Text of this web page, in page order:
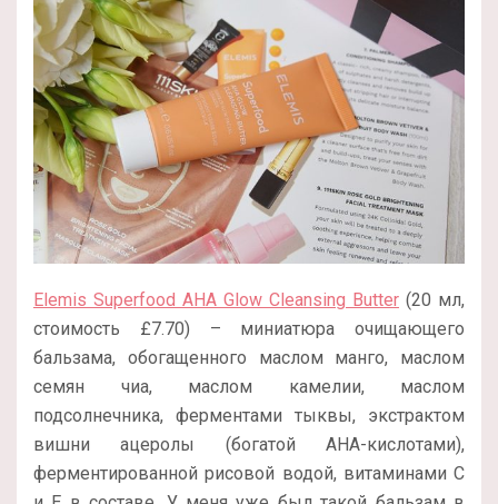
Elemis Superfood AHA Glow Cleansing Butter (20 мл,
стоимость £7.70) – миниатюра очищающего
бальзама, обогащенного маслом манго, маслом
семян чиа, маслом камелии, маслом
подсолнечника, ферментами тыквы, экстрактом
вишни ацеролы (богатой AHA-кислотами),
ферментированной рисовой водой, витаминами С